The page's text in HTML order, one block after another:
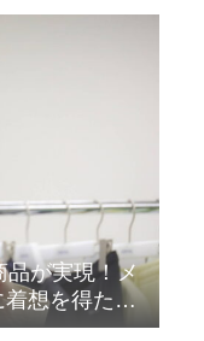
品が実現！メ
想を得たデ